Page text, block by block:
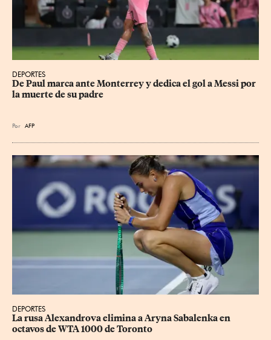
DEPORTES
De Paul marca ante Monterrey y dedica el gol a Messi por
la muerte de su padre
Por AFP
DEPORTES
La rusa Alexandrova elimina a Aryna Sabalenka en
octavos de WTA 1000 de Toronto